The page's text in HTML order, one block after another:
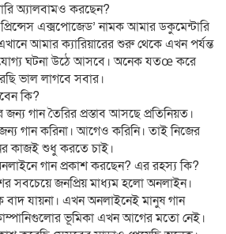
অ্যালবামও করছেন?
এক্সপোজেড’ নামক আমার ডকুমেন্টারি
আমার ক্যারিয়ারের শুরু থেকে এখন পর্যন্ত
ঘটনা উঠে আসবে। অনেক যতœ করে
ভাল লাগবে সবার।
কি?
গান তৈরির প্রস্তাব আসছে প্রতিনিয়ত।
গান করিনা। আগেও করিনি। তাই নিজের
কাজই শুধু করতে চাই।
গান প্রকাশ করছেন? এর রহস্য কি?
সবচেয়ে জনপ্রিয় মাধ্যম হলো অনলাইন।
যায়না। এখন অনলাইনেই মানুষ গান
ভূমিকা এখন আগের মতো নেই।